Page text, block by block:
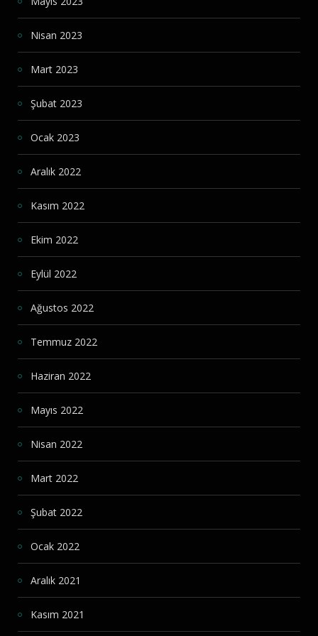
Nisan 2023
Mart 2023
Şubat 2023
Ocak 2023
Aralık 2022
Kasım 2022
Ekim 2022
Eylül 2022
Ağustos 2022
Temmuz 2022
Haziran 2022
Mayıs 2022
Nisan 2022
Mart 2022
Şubat 2022
Ocak 2022
Aralık 2021
Kasım 2021